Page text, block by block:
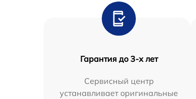
Гарантия до 3-х лет
Сервисный центр
устанавливает оригинальные